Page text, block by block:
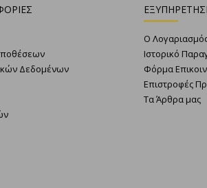
Δεδομένων
Ο
Ιστορικό
Φόρμα
Επιστροφές
Τα Άρθρα μας